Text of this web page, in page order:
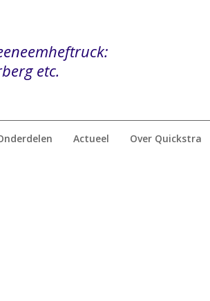
etc.
Actueel Over Quickstra